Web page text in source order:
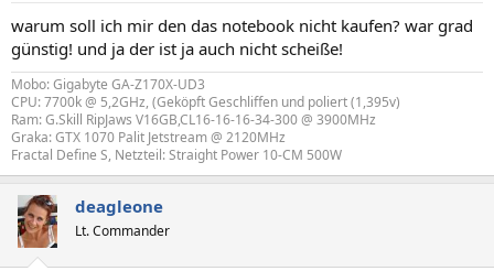
warum soll ich mir den das notebook nicht kaufen? war grad
günstig! und ja der ist ja auch nicht scheiße!
Mobo: Gigabyte GA-Z170X-UD3
CPU: 7700k @ 5,2GHz, (Geköpft Geschliffen und poliert (1,395v)
Ram: G.Skill RipJaws V16GB,CL16-16-16-34-300 @ 3900MHz
Graka: GTX 1070 Palit Jetstream @ 2120MHz
Fractal Define S, Netzteil: Straight Power 10-CM 500W
deagleone
Lt. Commander